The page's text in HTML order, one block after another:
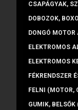
CSAPÁGYAK,
DOBOZOK,
DONGÓ
ELEKTROMOS
ELEKTROMOS
FÉKRENDSZER
FELNI (MOTOR,
GUMIK, BELSŐK